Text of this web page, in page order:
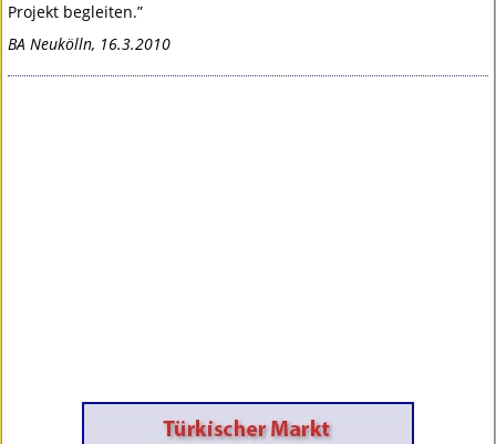
Projekt begleiten.”
BA Neukölln, 16.3.2010